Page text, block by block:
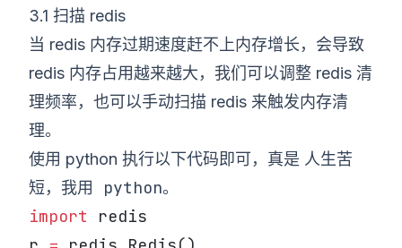
3.1 扫描 redis
当 redis 内存过期速度赶不上内存增长，会导致
redis 内存占用越来越大，我们可以调整 redis 清
理频率，也可以手动扫描 redis 来触发内存清
理。
使用 python 执行以下代码即可，真是 人生苦
短，我用 python。
import redis